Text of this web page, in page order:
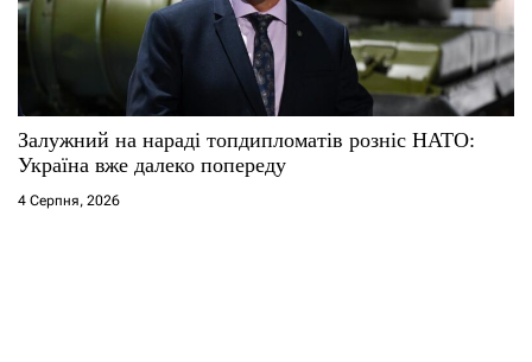
Залужний на нараді топдипломатів розніс НАТО:
Україна вже далеко попереду
4 Серпня, 2026